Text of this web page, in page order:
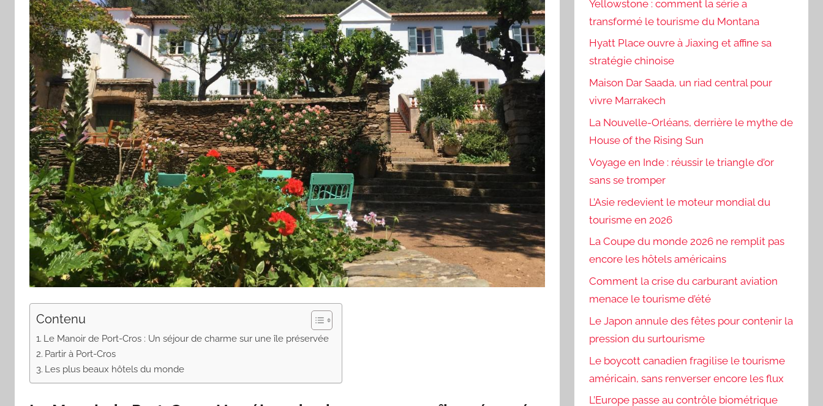
Contenu
Le Manoir de Port-Cros : Un séjour de charme sur une île préservée
Partir à Port-Cros
Les plus beaux hôtels du monde
Yellowstone : comment la série a
transformé le tourisme du Montana
Hyatt Place ouvre à Jiaxing et affine sa
stratégie chinoise
Maison Dar Saada, un riad central pour
vivre Marrakech
La Nouvelle-Orléans, derrière le mythe de
House of the Rising Sun
Voyage en Inde : réussir le triangle d’or
sans se tromper
L’Asie redevient le moteur mondial du
tourisme en 2026
La Coupe du monde 2026 ne remplit pas
encore les hôtels américains
Comment la crise du carburant aviation
menace le tourisme d’été
Le Japon annule des fêtes pour contenir la
pression du surtourisme
Le boycott canadien fragilise le tourisme
américain, sans renverser encore les flux
L’Europe passe au contrôle biométrique